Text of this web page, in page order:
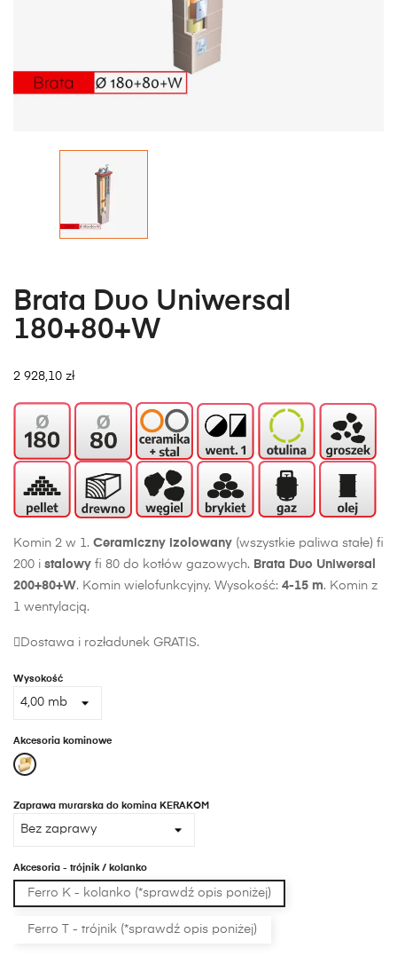
Brata Duo Uniwersal
180+80+W
2 928,10 zł
Komin 2 w 1. Ceramiczny izolowany (wszystkie paliwa stałe) fi
200 i stalowy fi 80 do kotłów gazowych. Brata Duo Uniwersal
200+80+W. Komin wielofunkcyjny. Wysokość: 4-15 m. Komin z
1 wentylacją.
Dostawa i rozładunek GRATIS.
Wysokość
Akcesoria kominowe
Trójnik
45
Zaprawa murarska do komina KERAKOM
Akcesoria - trójnik / kolanko
Ferro K - kolanko (*sprawdź opis poniżej)
Ferro T - trójnik (*sprawdź opis poniżej)